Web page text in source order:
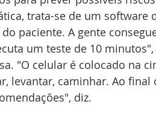
trata-se de um software
paciente. A gente
um teste de 10 minutos",
"O celular é colocado na
levantar, caminhar. Ao final
diz.